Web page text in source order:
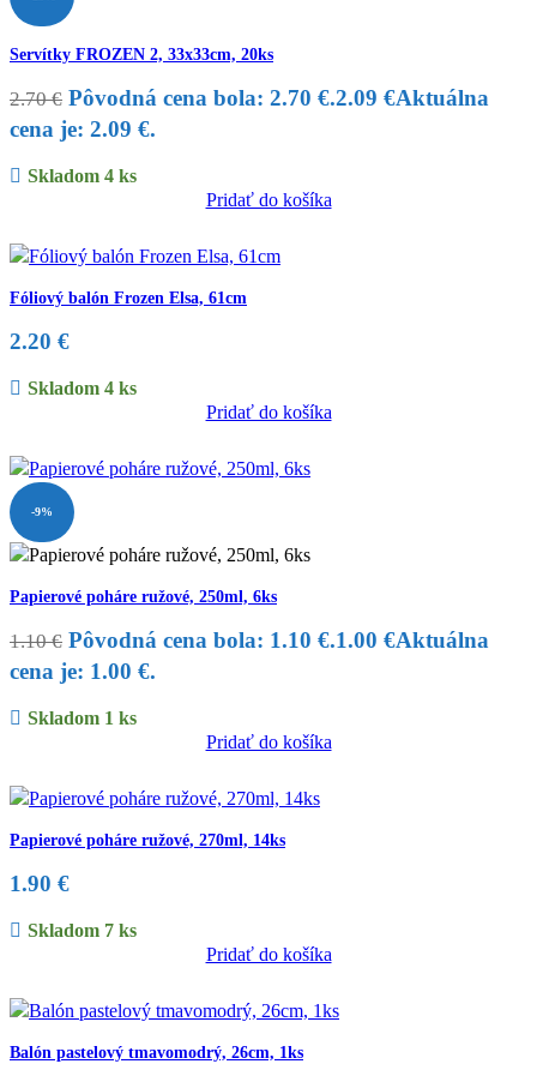
Servítky FROZEN 2, 33x33cm, 20ks
2.70€ Pôvodná cena bola: 2.70 €.2.09 €Aktuálna
cena je: 2.09 €.
Skladom 4 ks
Pridať do košíka
Fóliový balón Frozen Elsa, 61cm
2.20 €
Skladom 4 ks
Pridať do košíka
-9%
Papierové poháre ružové, 250ml, 6ks
1.10€ Pôvodná cena bola: 1.10 €.1.00 €Aktuálna
cena je: 1.00 €.
Skladom 1 ks
Pridať do košíka
Papierové poháre ružové, 270ml, 14ks
1.90 €
Skladom 7 ks
Pridať do košíka
Balón pastelový tmavomodrý, 26cm, 1ks